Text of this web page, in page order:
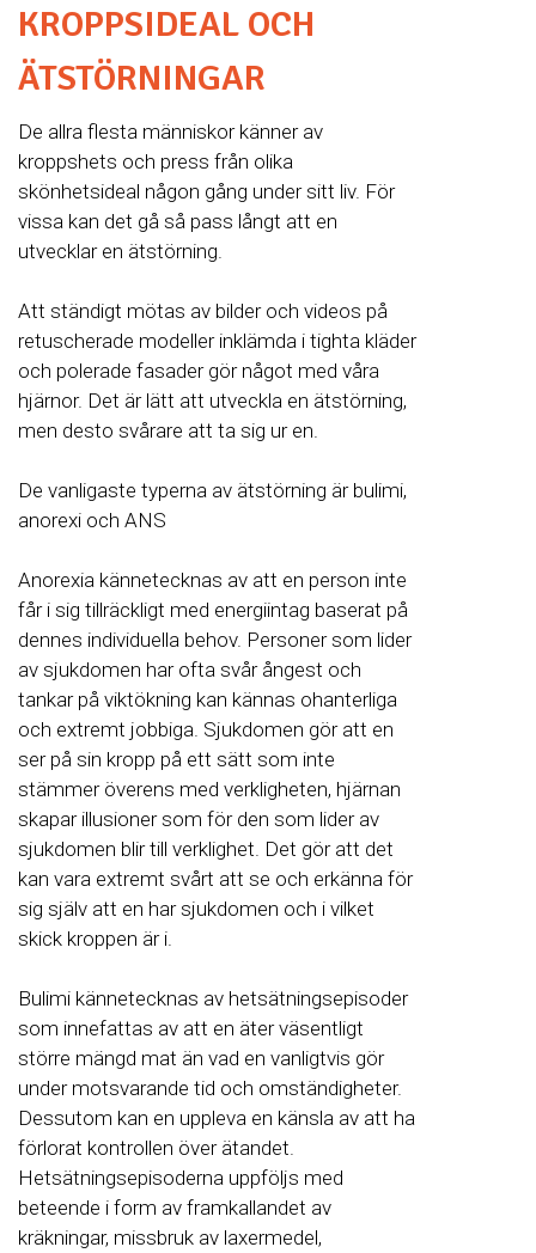
KROPPSIDEAL OCH
ÄTSTÖRNINGAR
De allra flesta människor känner av
kroppshets och press från olika
skönhetsideal någon gång under sitt liv. För
vissa kan det gå så pass långt att en
utvecklar en ätstörning.
Att ständigt mötas av bilder och videos på
retuscherade modeller inklämda i tighta kläder
och polerade fasader gör något med våra
hjärnor. Det är lätt att utveckla en ätstörning,
men desto svårare att ta sig ur en.
De vanligaste typerna av ätstörning är bulimi,
anorexi och ANS
Anorexia kännetecknas av att en person inte
får i sig tillräckligt med energiintag baserat på
dennes individuella behov. Personer som lider
av sjukdomen har ofta svår ångest och
tankar på viktökning kan kännas ohanterliga
och extremt jobbiga. Sjukdomen gör att en
ser på sin kropp på ett sätt som inte
stämmer överens med verkligheten, hjärnan
skapar illusioner som för den som lider av
sjukdomen blir till verklighet. Det gör att det
kan vara extremt svårt att se och erkänna för
sig själv att en har sjukdomen och i vilket
skick kroppen är i.
Bulimi kännetecknas av hetsätningsepisoder
som innefattas av att en äter väsentligt
större mängd mat än vad en vanligtvis gör
under motsvarande tid och omständigheter.
Dessutom kan en uppleva en känsla av att ha
förlorat kontrollen över ätandet.
Hetsätningsepisoderna uppföljs med
beteende i form av framkallandet av
kräkningar, missbruk av laxermedel,